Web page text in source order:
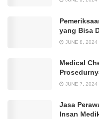
yang Bisa
JUNE 8, 2024
Medical
JUNE 7, 2024
Jasa
Insan